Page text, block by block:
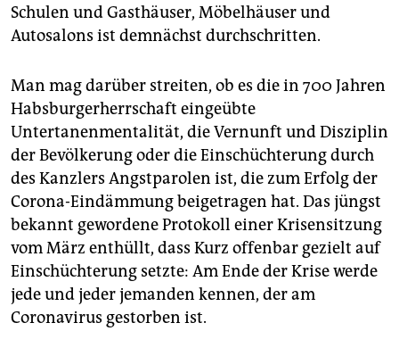
Schulen und Gasthäuser, Möbelhäuser und
Autosalons ist demnächst durchschritten.
Man mag darüber streiten, ob es die in 700 Jahren
Habsburgerherrschaft eingeübte
Untertanenmentalität, die Vernunft und Disziplin
der Bevölkerung oder die Einschüchterung durch
des Kanzlers Angstparolen ist, die zum Erfolg der
Corona-Eindämmung beigetragen hat. Das jüngst
bekannt gewordene Protokoll einer Krisensitzung
vom März enthüllt, dass Kurz offenbar gezielt auf
Einschüchterung setzte: Am Ende der Krise werde
jede und jeder jemanden kennen, der am
Coronavirus gestorben ist.